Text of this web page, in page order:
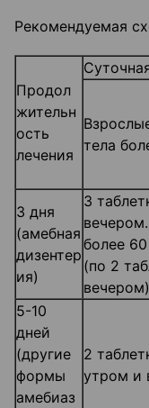
Рекомендуемая
Продол
жительн
ость
лечения
тела
3 дня
(амебная
дизентер
ия)
3
более
(по 2
5-10
дней
(другие
формы
амебиаз
2
утром и